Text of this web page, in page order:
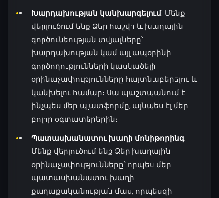
Խարդախության կանխարգելում. Մենք
վերլուծում ենք Ձեր հաշվի և խաղային
գործունեության տվյալները՝
խարդախության կամ այլ ապօրինի
գործողությունների կասկածելի
օրինաչափությունները հայտնաբերելու և
կանխելու համար։ Սա պաշտպանում է
ինչպես մեր պլատֆորմը, այնպես էլ մեր
բոլոր օգտատերերին։
Պատասխանատու խաղի մոնիթորինգ.
Մենք վերլուծում ենք Ձեր խաղային
օրինաչափությունները՝ որպես մեր
պատասխանատու խաղի
քաղաքականության մաս, որպեսզի